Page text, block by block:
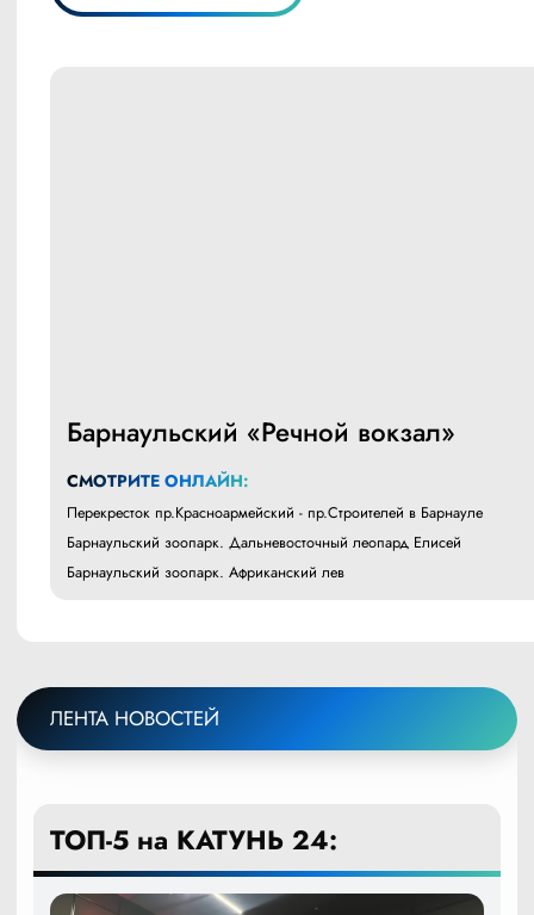
Барнаульский «Речной вокзал»
СМОТРИТЕ ОНЛАЙН:
Перекресток пр.Красноармейский - пр.Строителей в Барнауле
Барнаульский зоопарк. Дальневосточный леопард Елисей
Барнаульский зоопарк. Африканский лев
ЛЕНТА НОВОСТЕЙ
ТОП-5 на КАТУНЬ 24: